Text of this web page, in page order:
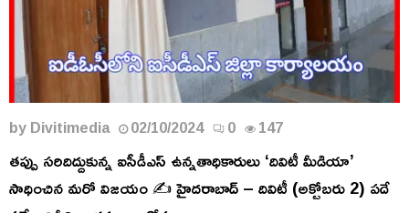
byDivitimedia 02/10/2024 0 147
తప్పు సరిదిద్దుకున్న ఐసీడీఎస్ ఉన్నతాధికారులు ‘దివిటీ మీడియా’
సాధించిన మరో విజయం ✍️ హైదరాబాద్ – దివిటీ (అక్టోబరు 2) పదే